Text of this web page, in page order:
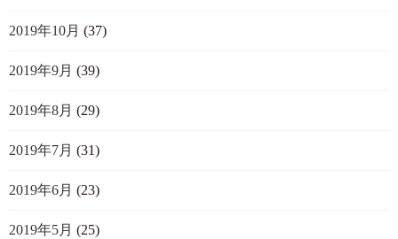
2019年10月 (37)
2019年9月 (39)
2019年8月 (29)
2019年7月 (31)
2019年6月 (23)
2019年5月 (25)